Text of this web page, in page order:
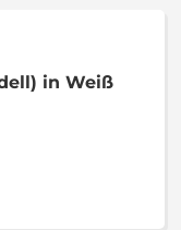
in Weiß